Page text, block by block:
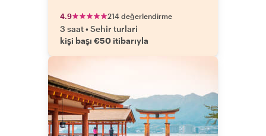
4.9 214 değerlendirme
3 saat•Sehir turlari
kişi başı €50 itibarıyla